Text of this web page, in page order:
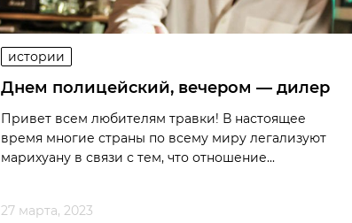
истории
Днем полицейский, вечером — дилер
Привет всем любителям травки! В настоящее
время многие страны по всему миру легализуют
марихуану в связи с тем, что отношение...
27 марта, 2023